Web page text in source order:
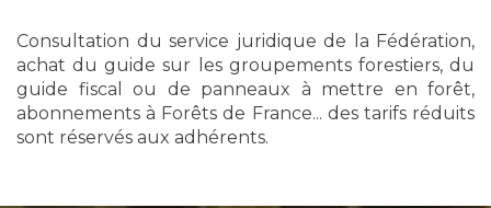
Consultation du service juridique de la Fédération,
achat du guide sur les groupements forestiers, du
guide fiscal ou de panneaux à mettre en forêt,
abonnements à Forêts de France... des tarifs réduits
sont réservés aux adhérents.